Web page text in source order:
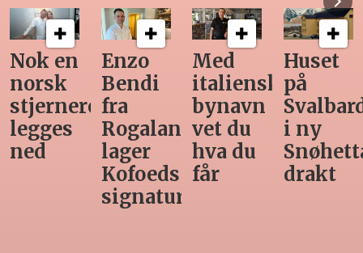
Med
italiensk
bynavn
vet du
hva du
Huset
på
Svalbard
i ny
Snøhetta-
drakt
Ny
teknologi
gjør
manuell
varetelling
unødvendig
Siste
Horeca-
før